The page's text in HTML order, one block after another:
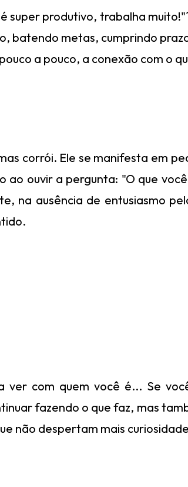
super produtivo, trabalha
batendo metas, cumprindo
a pouco, a conexão com o
corrói. Ele se manifesta em
ouvir a pergunta: "O que
na ausência de entusiasmo
com quem você é... Se
fazendo o que faz, mas
não despertam mais